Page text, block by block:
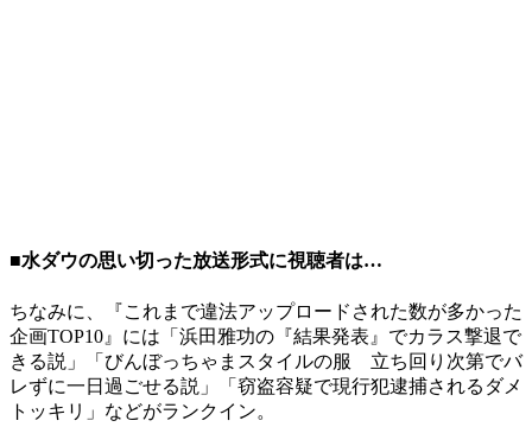
■水ダウの思い切った放送形式に視聴者は…
ちなみに、『これまで違法アップロードされた数が多かった
企画TOP10』には「浜田雅功の『結果発表』でカラス撃退で
きる説」「びんぼっちゃまスタイルの服 立ち回り次第でバ
レずに一日過ごせる説」「窃盗容疑で現行犯逮捕されるダメ
トッキリ」などがランクイン。